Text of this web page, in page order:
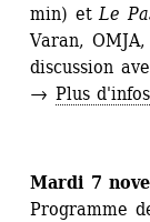
min) et Le
Varan,
discussion
→ Plus d'infos
Mardi 7
Programme